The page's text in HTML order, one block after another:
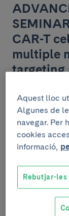
CAR-T
multiple
targeting
Auditori Esteve,
08036 Barcelona.
Divendres, 5 de
Aquest lloc
Algunes de
navegar. Per
cookies
informació,
Rebutjar-